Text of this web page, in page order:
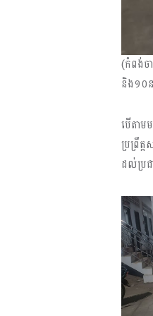
(កំពង់ច
និង១០
បើតាម
ប្រព្រឹ
ដល់ប្រ